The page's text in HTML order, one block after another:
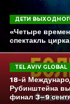
ДЕТИ
«Четыре
спектакль
TEL AVIV GLOBAL
18-й
Рубинштейна
финал 3–9